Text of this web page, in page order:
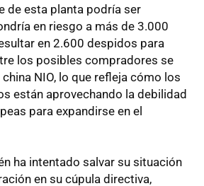
de esta planta podría ser
en riesgo a más de 3.000
en 2.600 despidos para
los posibles compradores se
NIO, lo que refleja cómo los
están aprovechando la debilidad
para expandirse en el
ha intentado salvar su situación
en su cúpula directiva,